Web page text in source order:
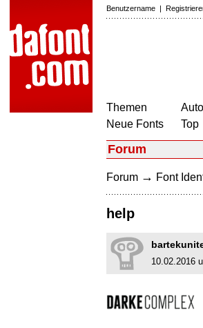
Benutzername |
Themen
Neue Fonts
Top
Forum
Forum → Font
help
10.02.2016